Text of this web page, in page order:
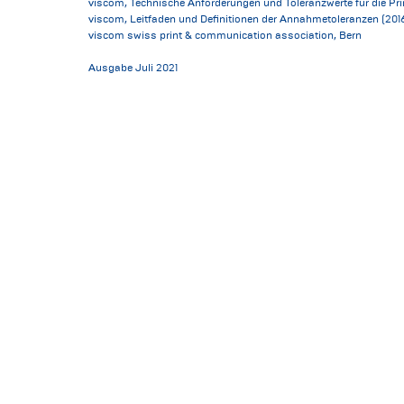
viscom, Technische Anforderungen und Toleranzwerte für die
viscom, Leitfaden und Definitionen der Annahmetoleranzen
viscom swiss print & communication association, Bern
Ausgabe Juli 2021